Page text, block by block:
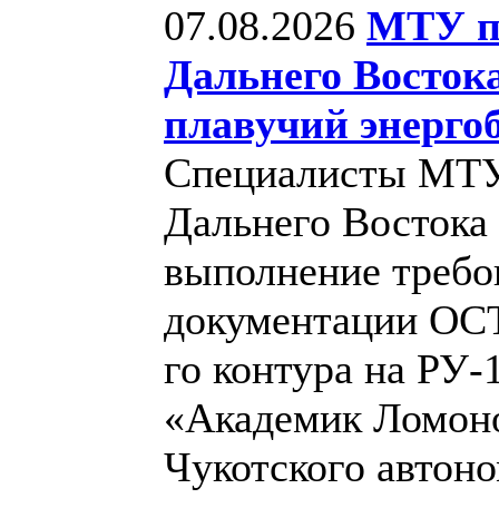
07.08.2026 МТУ
Дальнего
плавучий
Специалисты
Дальнего
выполнение
документации
го контура на РУ-
«Академик
Чукотского